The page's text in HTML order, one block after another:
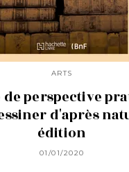
ARTS
perspective
d'après
édition
01/01/2020